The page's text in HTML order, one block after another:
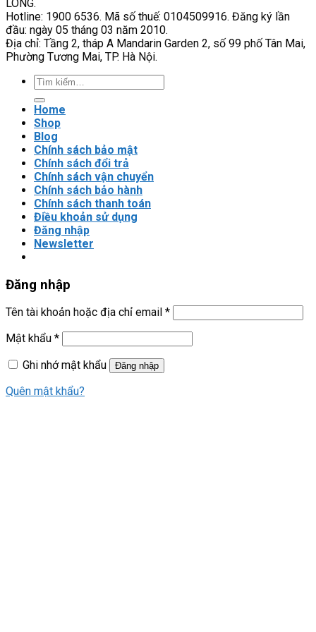
của
thống
phù
với
LONG.
Hotline: 1900 6536. Mã số thuế: 0104509916. Đăng ký lần
đầu: ngày 05 tháng 03 năm 2010.
Địa chỉ: Tầng 2, tháp A Mandarin Garden 2, số 99 phố Tân Mai,
Phường Tương Mai, TP. Hà Nội.
Tìm
kiếm:
Home
Shop
Blog
Chính sách bảo mật
Chính sách đổi trả
Chính sách vận chuyển
Chính sách bảo hành
Chính sách thanh toán
Điều khoản sử dụng
Đăng nhập
Newsletter
Đăng nhập
Tên tài khoản hoặc địa chỉ email *
Mật khẩu *
Ghi nhớ mật khẩu
Đăng nhập
Quên mật khẩu?